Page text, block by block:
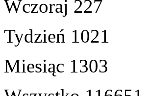
Wczoraj 227
Tydzień 1021
Miesiąc 1303